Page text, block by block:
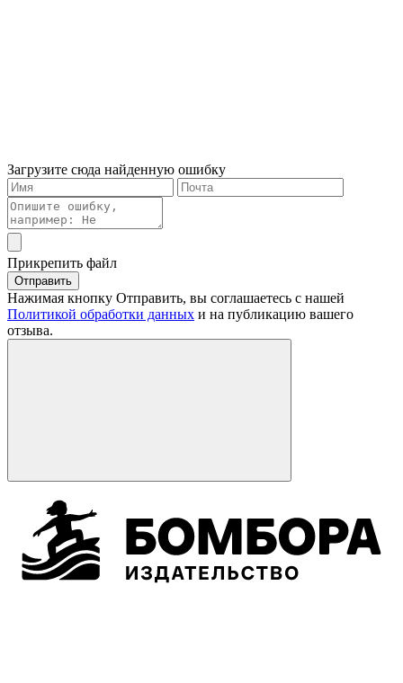
Загрузите сюда найденную ошибку
Прикрепить файл
Отправить
Нажимая кнопку Отправить, вы соглашаетесь с нашей
Политикой обработки данных и на публикацию вашего
отзыва.